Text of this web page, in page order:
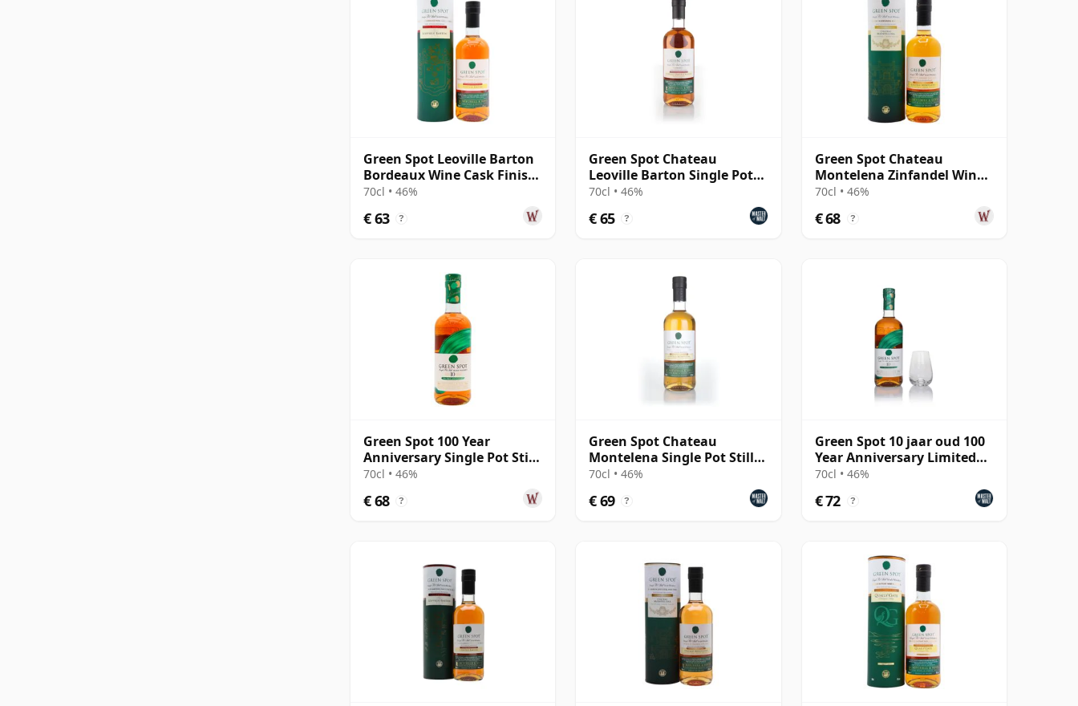
Green Spot Leoville Barton
Bordeaux Wine Cask Finish
Single P
70cl • 46%
€ 63 ?
Green Spot Chateau
Leoville Barton Single Pot
Still Whiskey
70cl • 46%
€ 65 ?
Green Spot Chateau
Montelena Zinfandel Wine
Cask Finish Singl
70cl • 46%
€ 68 ?
Green Spot 100 Year
Anniversary Single Pot Still
Irish 10 jaar oud
70cl • 46%
€ 68 ?
Green Spot Chateau
Montelena Single Pot Still
Whiskey
70cl • 46%
€ 69 ?
Green Spot 10 jaar oud 100
Year Anniversary Limited
Edition Single Pot Still
70cl • 46%
€ 72 ?